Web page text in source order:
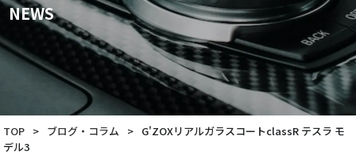
NEWS
TOP > ブログ・コラム > G'ZOXリアルガラスコートclassR テスラ モ
デル3